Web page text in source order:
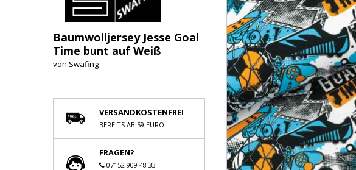
Baumwolljersey Jesse Goal
Time bunt auf Weiß
von Swafing
VERSANDKOSTENFREI
BEREITS AB 59 EURO
FRAGEN?
07152 909 48 33